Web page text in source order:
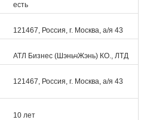
есть
121467, Россия, г. Москва, а/я 43
АТЛ Бизнес (ШэньчЖэнь) КО., ЛТД
121467, Россия, г. Москва, а/я 43
10 лет